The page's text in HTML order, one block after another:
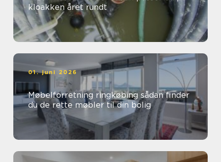
kloakken året rundt
01. juni 2026
Møbelforretning ringkøbing sådan finder
du de rette møbler til din bolig